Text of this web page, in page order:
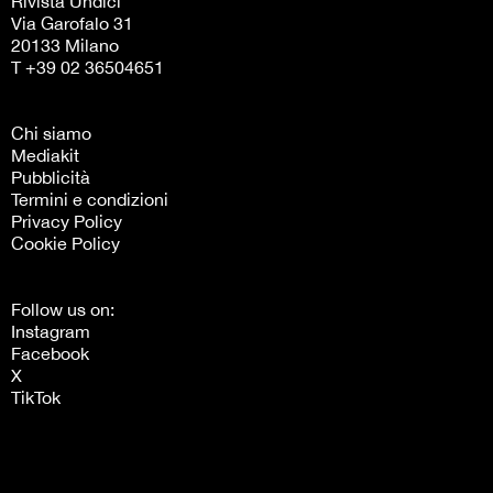
Via Garofalo 31
20133 Milano
T +39 02 36504651
Chi siamo
Mediakit
Pubblicità
Termini e condizioni
Privacy Policy
Cookie Policy
Follow us on:
Instagram
Facebook
X
TikTok